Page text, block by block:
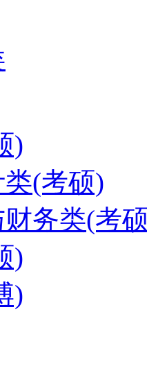
)
(考硕)
务类(考
)
)